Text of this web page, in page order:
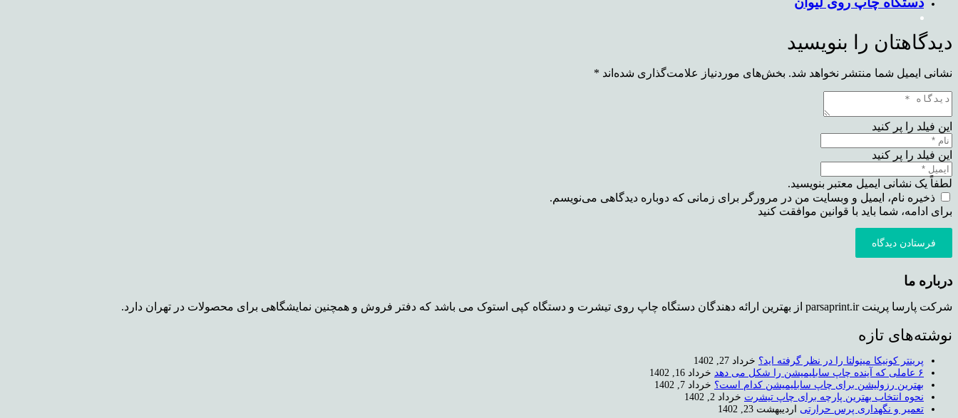
دیدگاهتان را بنویسید
نشانی ایمیل شما منتشر نخواهد شد. بخش‌های موردنیاز علامت‌گذاری شده‌اند *
این فیلد را پر کنید
این فیلد را پر کنید
لطفاً یک نشانی ایمیل معتبر بنویسید.
ذخیره نام، ایمیل و وبسایت من در مرورگر برای زمانی که دوباره دیدگاهی می‌نویسم.
برای ادامه، شما باید با قوانین موافقت کنید
فرستادن دیدگاه
درباره ما
شرکت پارسا پرینت parsaprint.ir از بهترین ارائه دهندگان دستگاه چاپ روی تیشرت و دستگاه کپی استوک می باشد که دفتر فروش و همچنین نمایشگاهی برای محصولات در تهران دارد.
نوشته‌های تازه
پرینتر کونیکا مینولتا را در نظر گرفته اید؟ خرداد 27, 1402
۶ عاملی که آینده چاپ سابلیمیشن را شکل می دهد
خرداد 16, 1402
بهترین رزولیشن برای چاپ سابلیمیشن کدام است؟ خرداد 7, 1402
نحوه انتخاب بهترین پارچه برای چاپ تیشرت خرداد 2, 1402
تعمیر و نگهداری پرس حرارتی
اردیبهشت 23, 1402